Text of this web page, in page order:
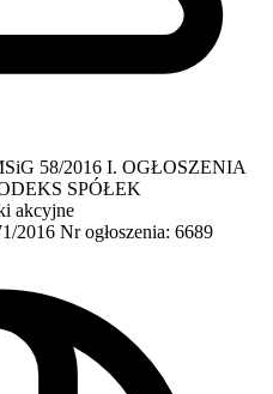
58/2016 I. OGŁOSZENIA
SPÓŁEK
akcyjne
2016 Nr ogłoszenia: 6689